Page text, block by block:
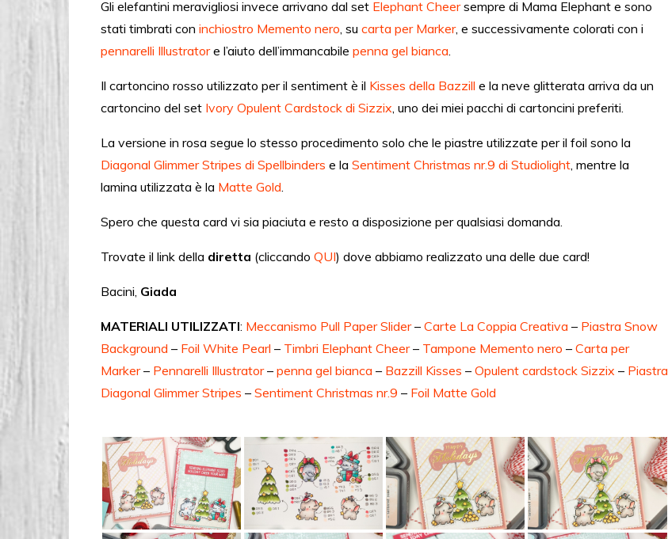
Gli elefantini meravigliosi invece arrivano dal set Elephant Cheersempre di Mama Elephant e sono
stati timbrati con inchiostro Memento nero, su carta per Marker, e successivamente colorati con i
pennarelli Illustratore l’aiuto dell’immancabile penna gel bianca.
Il cartoncino rosso utilizzato per il sentiment è il Kisses della Bazzill e la neve glitterata arriva da un
cartoncino del set Ivory Opulent Cardstock di Sizzix, uno dei miei pacchi di cartoncini preferiti.
La versione in rosa segue lo stesso procedimento solo che le piastre utilizzate per il foil sono la
Diagonal Glimmer Stripes di Spellbinders e la Sentiment Christmas nr.9 di Studiolight, mentre la
lamina utilizzata è la Matte Gold.
Spero che questa card vi sia piaciuta e resto a disposizione per qualsiasi domanda.
Trovate il link della diretta (cliccando QUI) dove abbiamo realizzato una delle due card!
Bacini, Giada
MATERIALI UTILIZZATI: Meccanismo Pull Paper Slider– Carte La Coppia Creativa – Piastra Snow
Background – Foil White Pearl – Timbri Elephant Cheer– Tampone Memento nero – Carta per
Marker– Pennarelli Illustrator– penna gel bianca – Bazzill Kisses – Opulent cardstock Sizzix – Piastra
Diagonal Glimmer Stripes – Sentiment Christmas nr.9 – Foil Matte Gold